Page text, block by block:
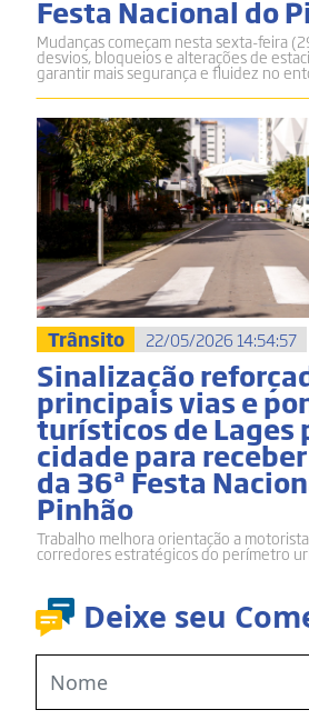
Deixe seu
Festa Nacional do
Mudanças começam nesta sexta-feira
desvios, bloqueios e alterações de
garantir mais segurança e fluidez no
Trânsito 22/05/2026 14:54:57
Sinalização
principais vias e
turísticos de Lages
cidade para
da 36ª Festa
Pinhão
Trabalho melhora orientação a
corredores estratégicos do perímetro